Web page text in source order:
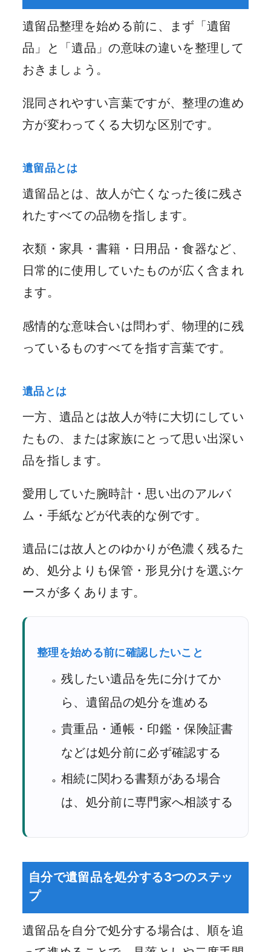
遺留品整理を始める前に、まず「遺留
品」と「遺品」の意味の違いを整理して
おきましょう。
混同されやすい言葉ですが、整理の進め
方が変わってくる大切な区別です。
遺留品とは
遺留品とは、故人が亡くなった後に残さ
れたすべての品物を指します。
衣類・家具・書籍・日用品・食器など、
日常的に使用していたものが広く含まれ
ます。
感情的な意味合いは問わず、物理的に残
っているものすべてを指す言葉です。
遺品とは
一方、遺品とは故人が特に大切にしてい
たもの、または家族にとって思い出深い
品を指します。
愛用していた腕時計・思い出のアルバ
ム・手紙などが代表的な例です。
遺品には故人とのゆかりが色濃く残るた
め、処分よりも保管・形見分けを選ぶケ
ースが多くあります。
整理を始める前に確認したいこと
残したい遺品を先に分けてか
ら、遺留品の処分を進める
貴重品・通帳・印鑑・保険証書
などは処分前に必ず確認する
相続に関わる書類がある場合
は、処分前に専門家へ相談する
自分で遺留品を処分する3つのステッ
プ
遺留品を自分で処分する場合は、順を追